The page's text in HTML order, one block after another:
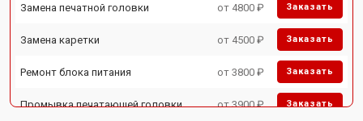
Замена печатной головки от 4800 ₽ Заказать
Замена каретки от 4500 ₽ Заказать
Ремонт блока питания от 3800 ₽ Заказать
Промывка печатающей головки от 3900 ₽ Заказать